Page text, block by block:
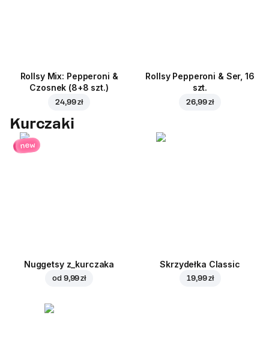
Rollsy Mix: Pepperoni &
Czosnek (8+8 szt.)
24,99 zł
Rollsy Pepperoni & Ser, 16
szt.
26,99 zł
Kurczaki
new
Nuggetsy z_kurczaka
od 9,99 zł
Skrzydełka Classic
19,99 zł